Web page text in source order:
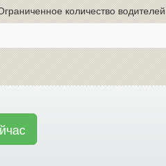
количество водителей